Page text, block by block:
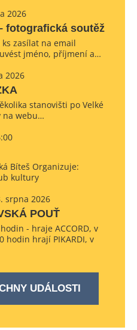
2026
fotografická soutěž
zasílat na email
jméno, příjmení a…
2026
stanovišti po Velké
na webu…
Bíteš Organizuje:
kultury
srpna 2026
POUŤ
- hraje ACCORD, v
hodin hrají PIKARDI, v
UDÁLOSTI